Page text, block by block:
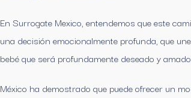
En Surrogate Mexico, entendemos que este
una decisión emocionalmente profunda, que
bebé que será profundamente deseado y
México ha demostrado que puede ofrecer un